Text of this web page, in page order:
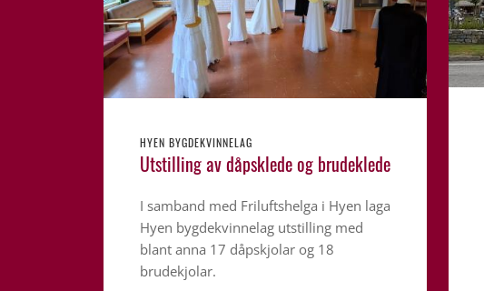
HYEN BYGDEKVINNELAG
Utstilling av dåpsklede og brudeklede
I samband med Friluftshelga i Hyen laga
Hyen bygdekvinnelag utstilling med
blant anna 17 dåpskjolar og 18
brudekjolar.